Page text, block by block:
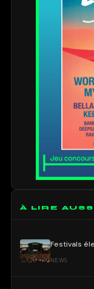
À LIRE
Festivals
NEWS